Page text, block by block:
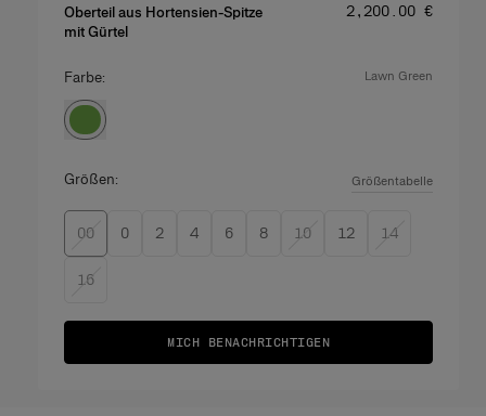
Oberteil aus Hortensien-Spitze
mit Gürtel
Preis:
‌2,200.00 €
Farbe: lawn green
Größen: Größentabelle
00 0 2 4 6 8 10 12 14
16
MICH BENACHRICHTIGEN